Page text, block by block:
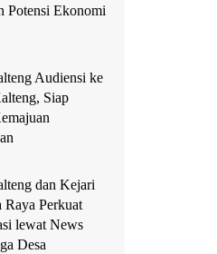
Potensi Ekonomi
Audiensi ke
Siap
dan Kejari
Raya Perkuat
lewat News
Desa